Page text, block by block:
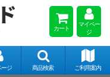
カート
マイペー
ジ
ージ 商品検索 ご利用案内